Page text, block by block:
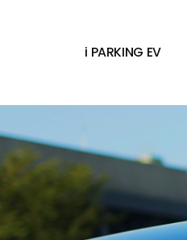
i PARKING EV